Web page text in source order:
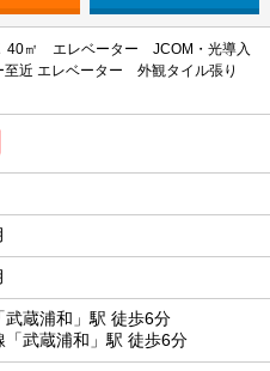
㎡ エレベーター JCOM・光導入
至近 エレベーター 外観タイル張り
武蔵浦和」駅 徒歩6分
「武蔵浦和」駅 徒歩6分